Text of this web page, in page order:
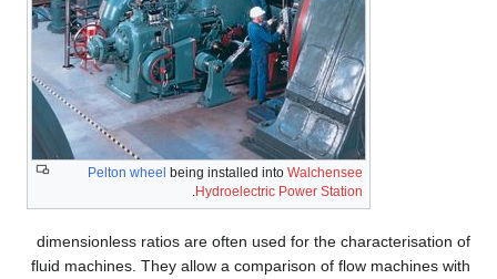
Pelton wheel being installed into Walchensee
Hydroelectric Power Station
dimensionless ratios are often used for the characterisation of
fluid machines. They allow a comparison of flow machines with